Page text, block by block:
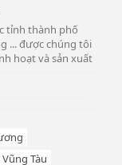
tỉnh thành phố
... được chúng tôi
hoạt và sản xuất
Tàu